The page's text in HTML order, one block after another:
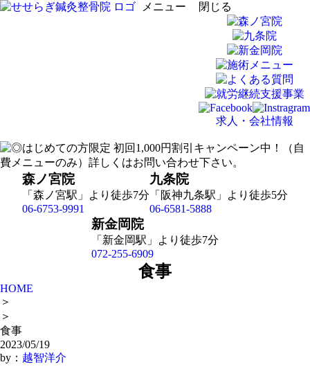
メニュー 閉じる
求人・会社情報
森ノ宮院
「森ノ宮駅」より徒歩7分
06-6753-9991
九条院
「阪神九条駅」より徒歩5分
06-6581-5888
新金岡院
「新金岡駅」より徒歩7分
072-255-6909
食事
HOME
＞
＞
食事
2023/05/19
by： 越智洋介